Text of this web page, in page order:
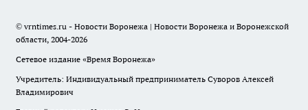
© vrntimes.ru - Новости Воронежа | Новости Воронежа и Воронежской
области, 2004-2026
Сетевое издание «Время Воронежа»
Учредитель: Индивидуальный предприниматель Суворов Алексей
Владимирович